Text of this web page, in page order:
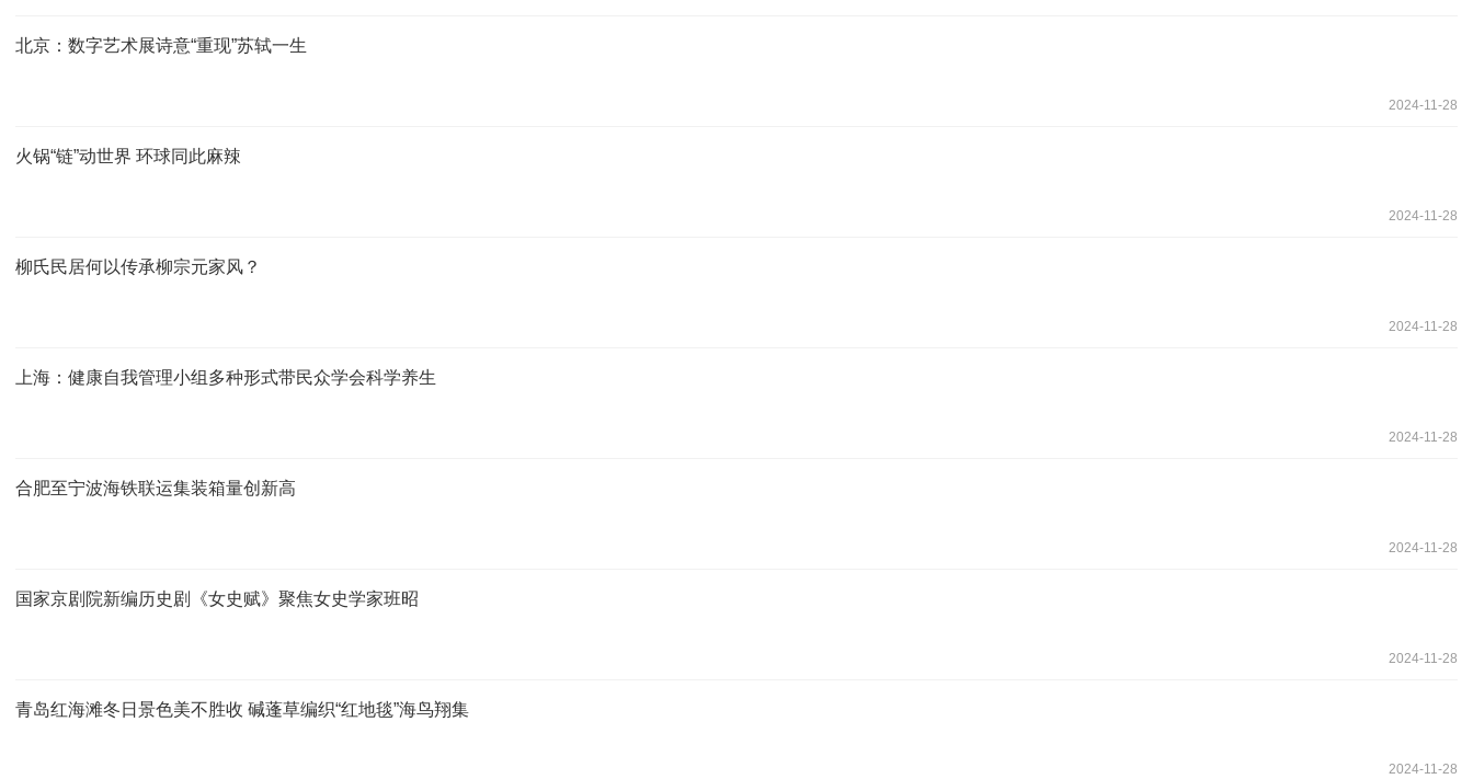
北京：数字艺术展诗意“重现”苏轼一生
2024-11-28
火锅“链”动世界 环球同此麻辣
2024-11-28
柳氏民居何以传承柳宗元家风？
2024-11-28
上海：健康自我管理小组多种形式带民众学会科学养生
2024-11-28
合肥至宁波海铁联运集装箱量创新高
2024-11-28
国家京剧院新编历史剧《女史赋》聚焦女史学家班昭
2024-11-28
青岛红海滩冬日景色美不胜收 碱蓬草编织“红地毯”海鸟翔集
2024-11-28